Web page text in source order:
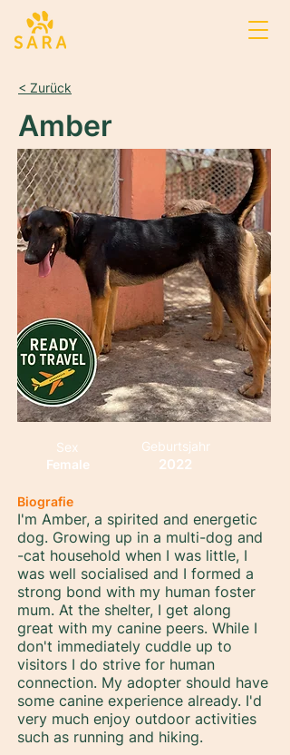
< Zurück
Amber
Sex
Female
Geburtsjahr
2022
Biografie
I'm Amber, a spirited and energetic
dog. Growing up in a multi-dog and
-cat household when I was little, I
was well socialised and I formed a
strong bond with my human foster
mum. At the shelter, I get along
great with my canine peers. While I
don't immediately cuddle up to
visitors I do strive for human
connection. My adopter should have
some canine experience already. I'd
very much enjoy outdoor activities
such as running and hiking.